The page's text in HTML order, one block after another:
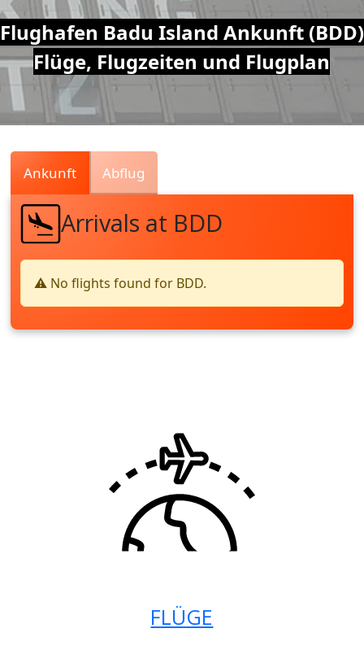
Air
Traffic
Live
Flughafen Badu Island Ankunft (BDD)
Flüge, Flugzeiten und Flugplan
Ankunft Abflug
Arrivals at BDD
⚠️ No flights found for BDD.
FLÜGE